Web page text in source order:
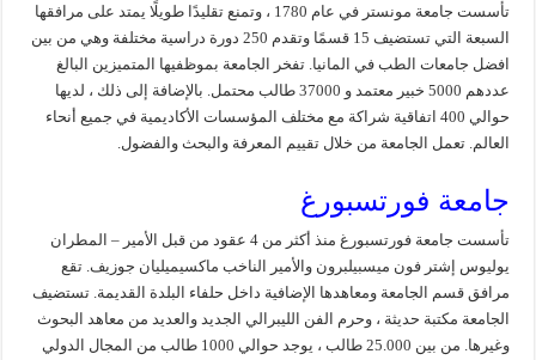
تأسست جامعة مونستر في عام 1780 ، وتمنع تقليدًا طويلًا يمتد على مرافقها
السبعة التي تستضيف 15 قسمًا وتقدم 250 دورة دراسية مختلفة وهي من بين
افضل جامعات الطب في المانيا. تفخر الجامعة بموظفيها المتميزين البالغ
عددهم 5000 خبير معتمد و 37000 طالب محتمل. بالإضافة إلى ذلك ، لديها
حوالي 400 اتفاقية شراكة مع مختلف المؤسسات الأكاديمية في جميع أنحاء
العالم. تعمل الجامعة من خلال تقييم المعرفة والبحث والفضول.
جامعة فورتسبورغ
تأسست جامعة فورتسبورغ منذ أكثر من 4 عقود من قبل الأمير – المطران
يوليوس إشتر فون ميسبيلبرون والأمير الناخب ماكسيميليان جوزيف. تقع
مرافق قسم الجامعة ومعاهدها الإضافية داخل حلفاء البلدة القديمة. تستضيف
الجامعة مكتبة حديثة ، وحرم الفن الليبرالي الجديد والعديد من معاهد البحوث
وغيرها. من بين 25.000 طالب ، يوجد حوالي 1000 طالب من المجال الدولي